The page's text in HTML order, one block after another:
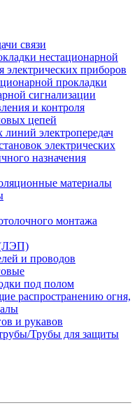
связи
нестационарной
электрических приборов
прокладки
сигнализации
и контроля
цепей
электропередач
электрических
назначения
материалы
монтажа
(ЛЭП)
и проводов
под полом
распространению огня,
и рукавов
Трубы для защиты